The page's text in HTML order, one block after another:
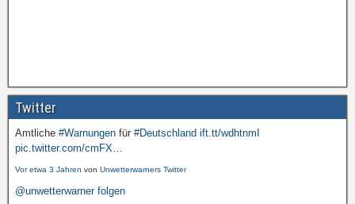
Twitter
Amtliche #Warnungen für #Deutschland ift.tt/wdhtnmI
pic.twitter.com/cmFX…
Vor etwa 3 Jahren von Unwetterwarners Twitter
@unwetterwarner folgen